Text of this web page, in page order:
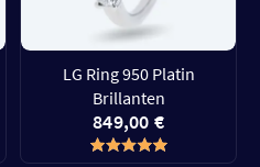
LG Ring 950 Platin
Brillanten
849,00 €